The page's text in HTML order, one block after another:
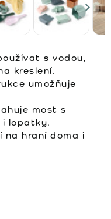
s vodou,
kreslení.
umožňuje
most s
lopatky.
na hraní doma i